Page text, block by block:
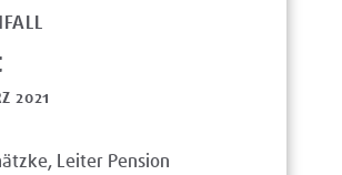
2021
Leiter Pension